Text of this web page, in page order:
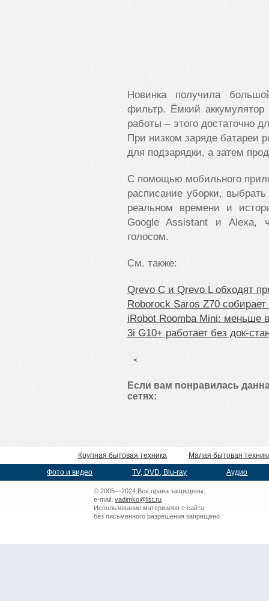
Новинка получила
фильтр. Ёмкий
работы – этого достаточно
При низком заряде батареи
для подзарядки, а затем
С помощью мобильного
расписание уборки,
реальном времени и
Google
Assistant иAlexa,
голосом.
См. также:
Qrevo C и Qrevo L обходят
Roborock Saros Z70 собирает
iRobot Roomba Mini: меньше
3i G10+ работает без док-
<
Если вам понравилась
сетях:
Крупная бытовая техника
Малая бытовая
Фото и видео
TV, DVD, Blu-ray Аудио
© 2005—2024 Все права защищены.
e-mail: vadimko@list.ru
Использование материалов с сайта
без письменного разрешения запрещено